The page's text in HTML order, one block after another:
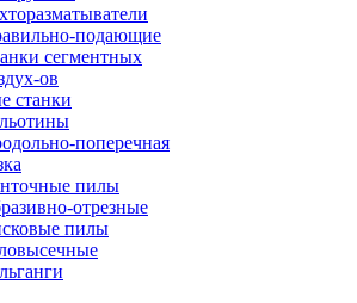
подающие
сегментных
ов
станки
поперечная
пилы
отрезные
пилы